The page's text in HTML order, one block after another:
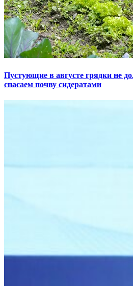
Пустующие в августе грядки не
спасаем почву сидератами